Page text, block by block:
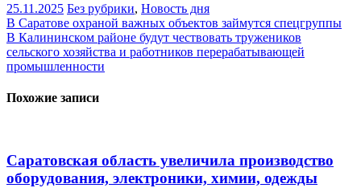
25.11.2025 Без рубрики, Новость дня
Навигация
по
записям
В Саратове охраной важных объектов займутся спецгруппы
В Калининском районе будут чествовать тружеников
сельского хозяйства и работников перерабатывающей
промышленности
Похожие записи
Саратовская область увеличила производство
оборудования, электроники, химии, одежды